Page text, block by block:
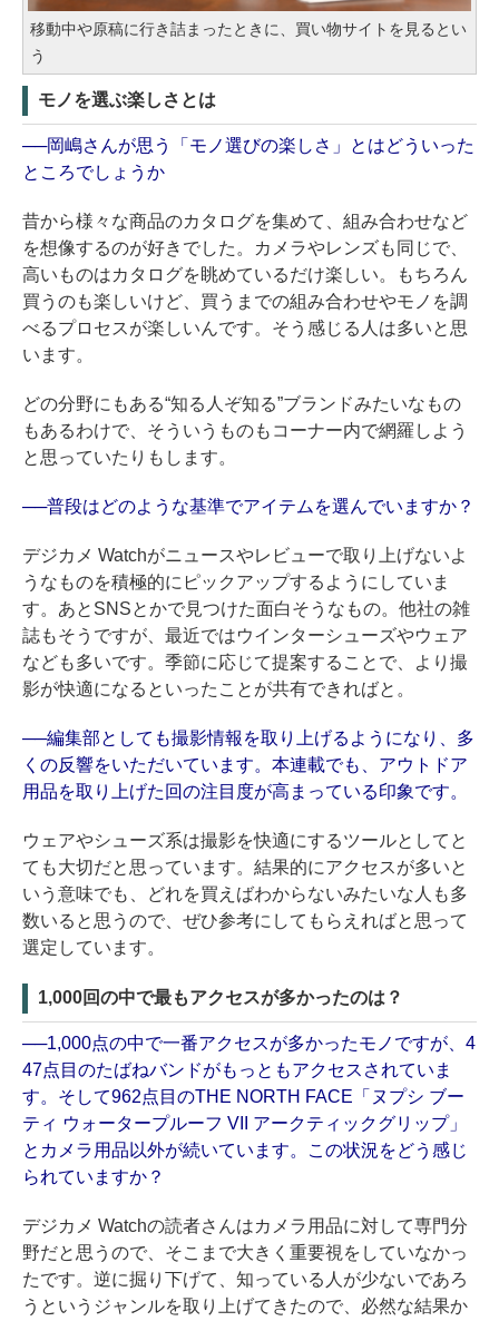
移動中や原稿に行き詰まったときに、買い物サイトを見るとい
う
モノを選ぶ楽しさとは
──岡嶋さんが思う「モノ選びの楽しさ」とはどういった
ところでしょうか
昔から様々な商品のカタログを集めて、組み合わせなど
を想像するのが好きでした。カメラやレンズも同じで、
高いものはカタログを眺めているだけ楽しい。もちろん
買うのも楽しいけど、買うまでの組み合わせやモノを調
べるプロセスが楽しいんです。そう感じる人は多いと思
います。
どの分野にもある“知る人ぞ知る”ブランドみたいなもの
もあるわけで、そういうものもコーナー内で網羅しよう
と思っていたりもします。
──普段はどのような基準でアイテムを選んでいますか？
デジカメ Watchがニュースやレビューで取り上げないよ
うなものを積極的にピックアップするようにしていま
す。あとSNSとかで見つけた面白そうなもの。他社の雑
誌もそうですが、最近ではウインターシューズやウェア
なども多いです。季節に応じて提案することで、より撮
影が快適になるといったことが共有できればと。
──編集部としても撮影情報を取り上げるようになり、多
くの反響をいただいています。本連載でも、アウトドア
用品を取り上げた回の注目度が高まっている印象です。
ウェアやシューズ系は撮影を快適にするツールとしてと
ても大切だと思っています。結果的にアクセスが多いと
いう意味でも、どれを買えばわからないみたいな人も多
数いると思うので、ぜひ参考にしてもらえればと思って
選定しています。
1,000回の中で最もアクセスが多かったのは？
──1,000点の中で一番アクセスが多かったモノですが、4
47点目のたばねバンドがもっともアクセスされていま
す。そして962点目のTHE NORTH FACE「ヌプシ ブー
ティ ウォータープルーフ VII アークティックグリップ」
とカメラ用品以外が続いています。この状況をどう感じ
られていますか？
デジカメ Watchの読者さんはカメラ用品に対して専門分
野だと思うので、そこまで大きく重要視をしていなかっ
たです。逆に掘り下げて、知っている人が少ないであろ
うというジャンルを取り上げてきたので、必然な結果か